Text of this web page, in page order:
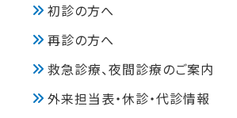
初診の方へ
再診の方へ
救急診療、夜間診療のご案内
外来担当表・休診・代診情報